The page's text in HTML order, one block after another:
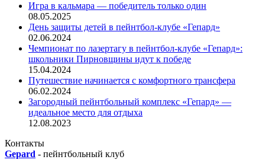
Игра в кальмара — победитель только один
08.05.2025
День защиты детей в пейнтбол-клубе «Гепард»
02.06.2024
Чемпионат по лазертагу в пейнтбол-клубе «Гепард»:
школьники Пирновщины идут к победе
15.04.2024
Путешествие начинается с комфортного трансфера
06.02.2024
Загородный пейнтбольный комплекс «Гепард» —
идеальное место для отдыха
12.08.2023
Контакты
Gepard - пейнтбольный клуб